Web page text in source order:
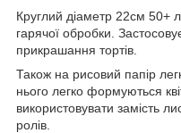
Круглий діаметр 22см 50+
гарячої обробки.
прикрашання тортів.
Також на рисовий папір
нього легко формуються
використовувати замість
ролів.